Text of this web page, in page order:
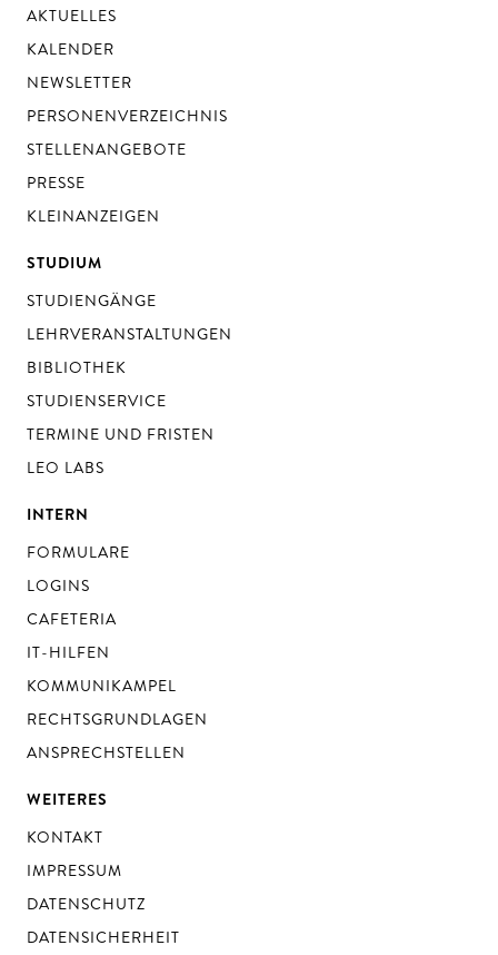
AKTUELLES
KALENDER
NEWSLETTER
PERSONENVERZEICHNIS
STELLENANGEBOTE
PRESSE
KLEINANZEIGEN
STUDIUM
STUDIENGÄNGE
LEHRVERANSTALTUNGEN
BIBLIOTHEK
STUDIENSERVICE
TERMINE UND FRISTEN
LEO LABS
INTERN
FORMULARE
LOGINS
CAFETERIA
IT-HILFEN
KOMMUNIKAMPEL
RECHTSGRUNDLAGEN
ANSPRECHSTELLEN
WEITERES
KONTAKT
IMPRESSUM
DATENSCHUTZ
DATENSICHERHEIT